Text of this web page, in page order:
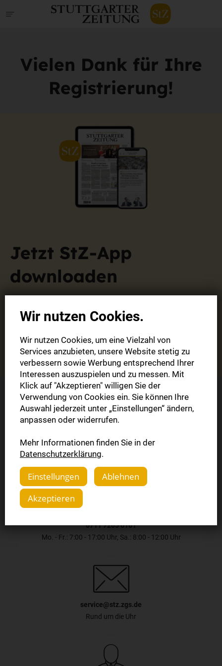
Vielen Dank für Ihre
Registrierung!
Jetzt StZ-App
downloaden
Smartphone oder Tablet kostenlos herunter.
Zum Download
Sie haben Fragen?
Kontaktieren Sie uns.
0711 7205 6161
Mo. - Fr.: 7:00 - 17:00 Uhr, Sa.: 8:00 - 12:00 Uhr
service@stz.zgs.de
Rund um die Uhr
Wir nutzen Cookies.
Wir nutzen Cookies, um eine Vielzahl von
Services anzubieten, unsere Website stetig zu
verbessern sowie Werbung entsprechend Ihrer
Interessen auszuspielen und zu messen. Mit
Klick auf "Akzeptieren" willigen Sie der
Verwendung von Cookies ein. Sie können Ihre
Auswahl jederzeit unter „Einstellungen“ ändern,
anpassen oder widerrufen.
Mehr Informationen finden Sie in der
Datenschutzerklärung.
Einstellungen
Ablehnen
Akzeptieren